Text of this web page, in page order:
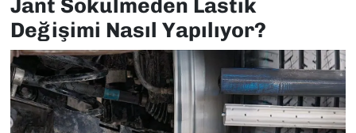
Jant Sökülmeden Lastik
Değişimi Nasıl Yapılıyor?